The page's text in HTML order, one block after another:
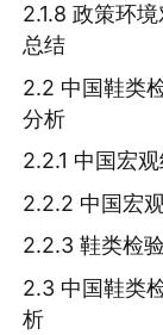
2.1.8 政策环
总结
2.2 中国鞋类
分析
2.2.1 中国宏
2.2.2 中国宏
2.2.3 鞋类检
2.3 中国鞋类
析